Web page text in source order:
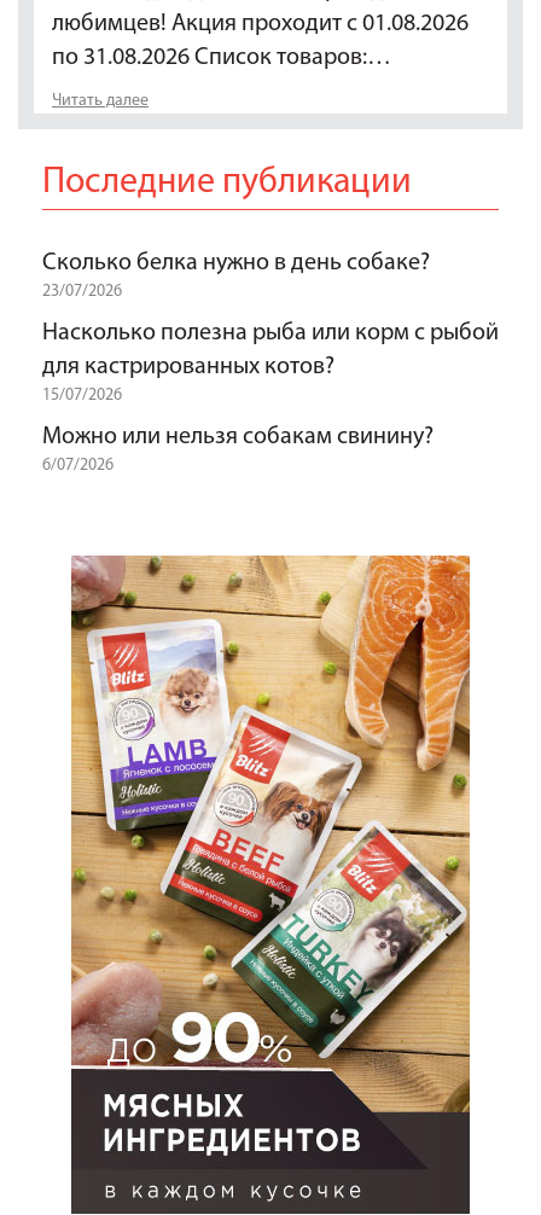
любимцев! Акция проходит с 01.08.2026
по 31.08.2026 Список товаров:…
Читать далее
Последние публикации
Сколько белка нужно в день собаке?
23/07/2026
Насколько полезна рыба или корм с рыбой
для кастрированных котов?
15/07/2026
Можно или нельзя собакам свинину?
6/07/2026